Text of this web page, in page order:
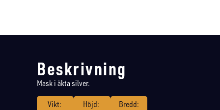
Beskrivning
Mask i äkta silver.
Vikt:
Höjd:
Bredd: